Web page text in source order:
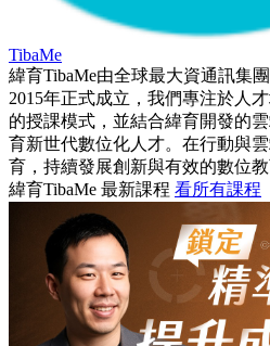
TibaMe
緯育TibaMe由全球最大資通訊集
2015年正式成立，我們專注於人
的授課模式，並結合緯育開發的
育新世代數位化人才。在行動與
育，持續發展創新與有效的數位教
緯育TibaMe 最新課程 看所有課程